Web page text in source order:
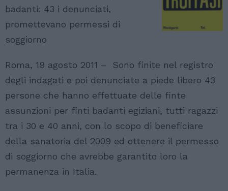
badanti: 43 i denunciati,
promettevano permessi di
soggiorno
Roma, 19 agosto 2011 – Sono finite nel registro
degli indagati e poi denunciate a piede libero 43
persone che hanno effettuate delle finte
assunzioni per finti badanti egiziani, tutti ragazzi
tra i 30 e 40 anni, con lo scopo di beneficiare
della sanatoria del 2009 ed ottenere il permesso
di soggiorno che avrebbe garantito loro la
permanenza in Italia.